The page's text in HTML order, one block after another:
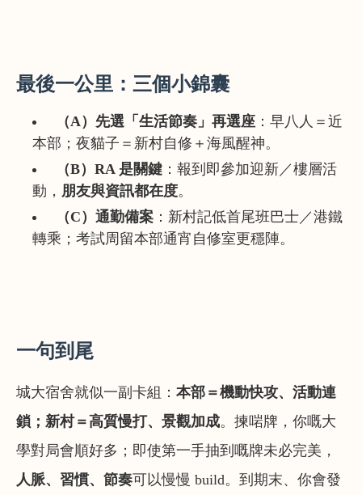
最後一公里：三個小錦囊
（A）先選「生活節奏」再選座 ：早八人＝近
本部；夜貓子＝新村自修＋海風醒神。
（B）RA 是關鍵 ：報到即參加迎新／樓層活
動， 朋友與資訊都在度。
（C）通勤備案 ：新村記低首尾班巴士／港鐵
轉乘；考試周留本部通宵自修室更穩陣。
一句到尾
城大宿舍就似一副卡組： 本部＝機動快攻、活動連
鎖；新村＝高質慢打、景觀加成。揀啱牌，你嘅大
學對局會順好多；即使第一手抽到嘅牌未必完美，
人脈、習慣、節奏可以慢慢 build。到期末、你會發